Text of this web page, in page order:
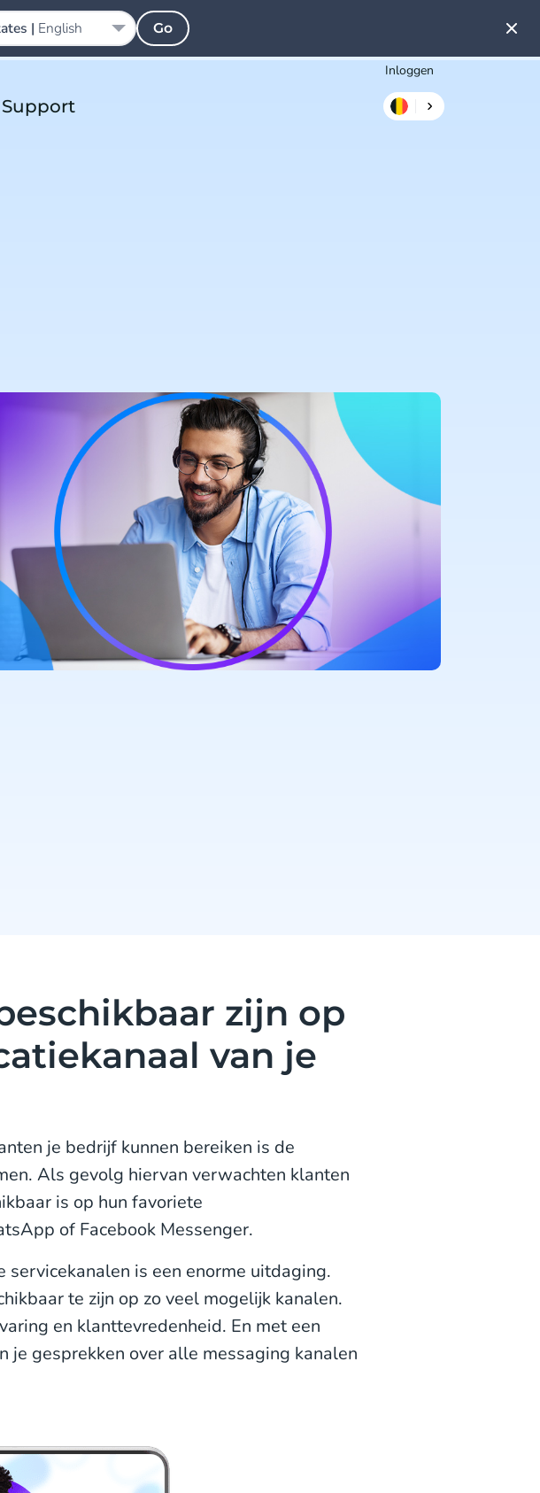
Inloggen
Support
zijn op
van je
je bedrijf kunnen bereiken is de
Als gevolg hiervan verwachten klanten
is op hun favoriete
of Facebook Messenger.
servicekanalen is een enorme uitdaging.
te zijn op zo veel mogelijk kanalen.
en klanttevredenheid. En met een
je gesprekken over alle messaging kanalen
| English Go